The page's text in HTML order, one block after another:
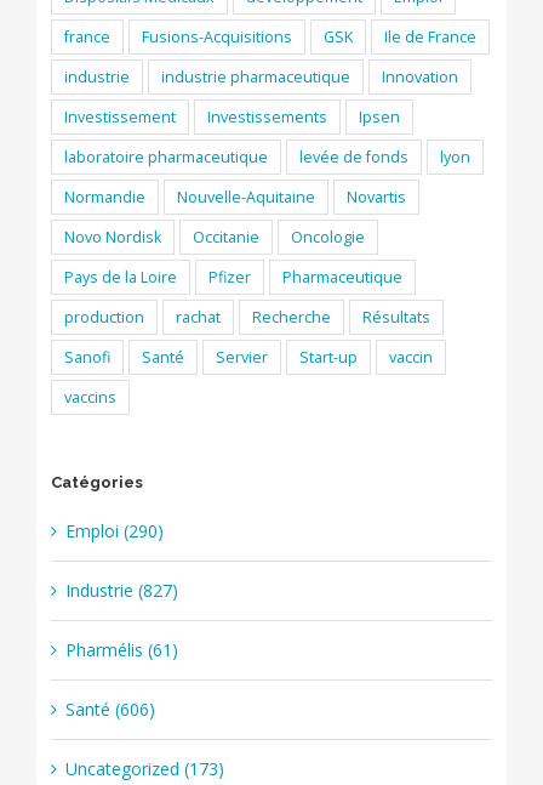
france
Fusions-Acquisitions GSK
Ile de France
industrie
industrie pharmaceutique
Innovation
Investissement
Investissements
Ipsen
laboratoire pharmaceutique
levée de fonds
lyon
Normandie
Nouvelle-Aquitaine
Novartis
Novo Nordisk
Occitanie
Oncologie
Pays de la Loire
Pfizer
Pharmaceutique
production
rachat Recherche
Résultats
Sanofi
Santé Servier Start-up
vaccin
vaccins
Catégories
Emploi (290)
Industrie (827)
Pharmélis (61)
Santé (606)
Uncategorized (173)